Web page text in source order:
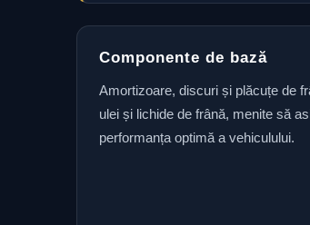
Componente de bază
Amortizoare, discuri și plăcuțe de
ulei și lichide de frână, menite să
performanța optimă a vehiculului.